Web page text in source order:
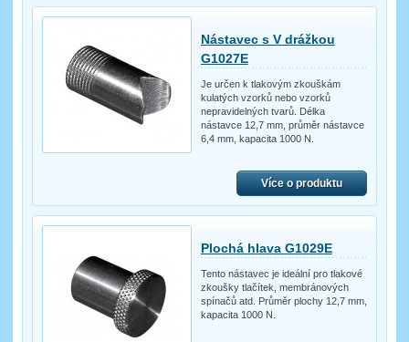
Nástavec s V drážkou
G1027E
Je určen k tlakovým zkouškám
kulatých vzorků nebo vzorků
nepravidelných tvarů. Délka
nástavce 12,7 mm, průměr nástavce
6,4 mm, kapacita 1000 N.
Více o produktu
Plochá hlava G1029E
Tento nástavec je ideální pro tlakové
zkoušky tlačítek, membránových
spínačů atd. Průměr plochy 12,7 mm,
kapacita 1000 N.